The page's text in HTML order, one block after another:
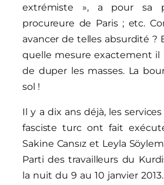
extrémiste », a pour sa
procureure de Paris ; etc.
avancer de telles absurdité ?
quelle mesure exactement il
de duper les masses. La
sol !
Il y a dix ans déjà, les
fasciste turc ont fait
Sakine Cansız et Leyla
Parti des travailleurs du
la nuit du 9 au 10 janvier